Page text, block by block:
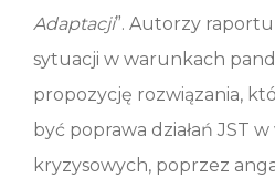
Adaptacji”. Autorzy
sytuacji w warunkach
propozycję rozwiązania,
być poprawa działań JST
kryzysowych, poprzez